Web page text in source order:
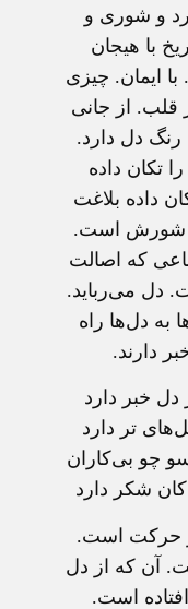
و شوری و
با هیجان
ایمان. چیزی
قلب. از جانی
رنگ دل دارد.
تکان داده
داده بلاغت
شورش است.
که اصالت
دل می‌رباید.
به دل‌ها راه
دارند.
دل خبر دارد
تر دارد
چو بی‌کاران
شکر دارد
حرکت است.
آن که از دل
است.